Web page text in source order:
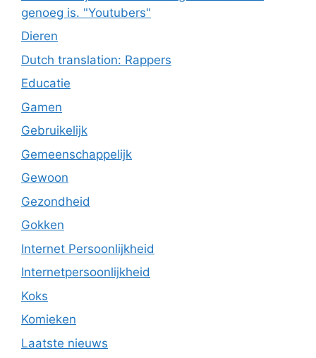
genoeg is. "Youtubers"
Dieren
Dutch translation: Rappers
Educatie
Gamen
Gebruikelijk
Gemeenschappelijk
Gewoon
Gezondheid
Gokken
Internet Persoonlijkheid
Internetpersoonlijkheid
Koks
Komieken
Laatste nieuws